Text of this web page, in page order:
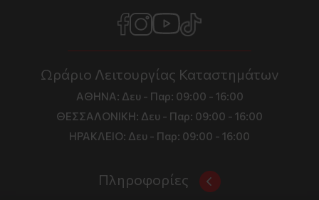
Ωράριο Λειτουργίας Καταστημάτων
ΑΘΗΝΑ: Δευ - Παρ: 09:00 - 16:00
ΘΕΣΣΑΛΟΝΙΚΗ: Δευ - Παρ: 09:00 - 16:00
ΗΡΑΚΛΕΙΟ: Δευ - Παρ: 09:00 - 16:00
Πληροφορίες